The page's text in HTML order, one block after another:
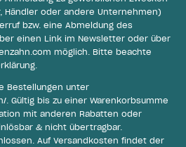
Händler oder andere Unternehmen)
bzw. eine Abmeldung des
einen Link im Newsletter oder über
möglich. Bitte beachte
.
Bestellungen unter
. Gültig bis zu einer Warenkorbsumme
mit anderen Rabatten oder
& nicht übertragbar.
Auf Versandkosten findet der